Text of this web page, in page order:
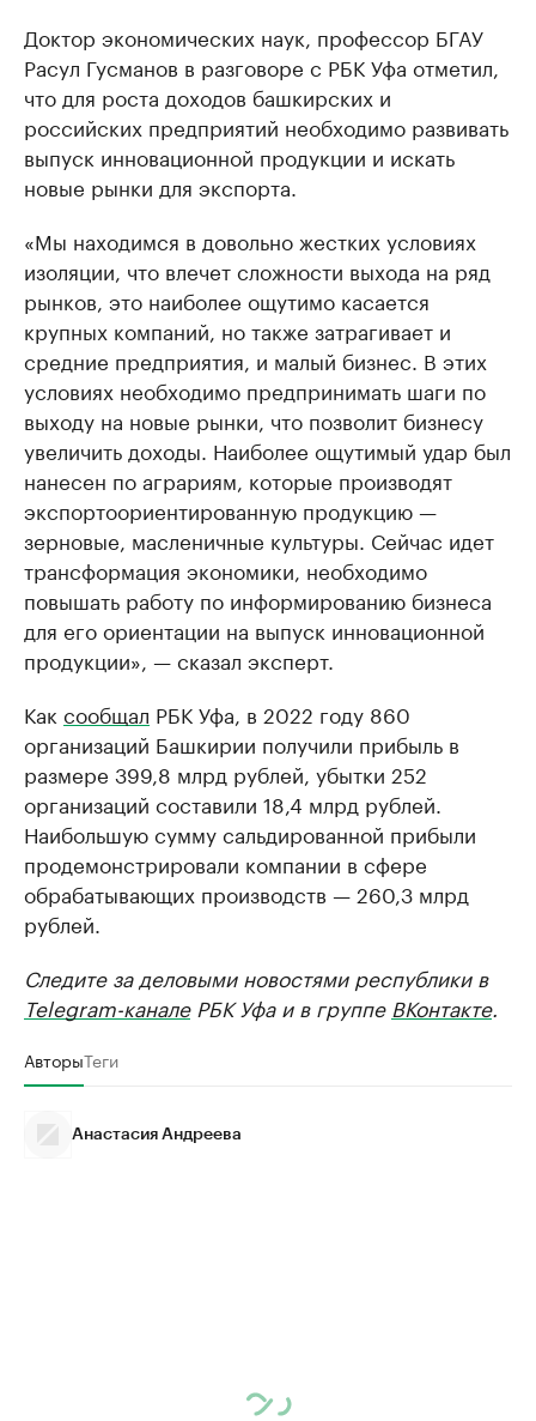
Доктор экономических наук, профессор БГАУ
Расул Гусманов в разговоре с РБК Уфа отметил,
что для роста доходов башкирских и
российских предприятий необходимо развивать
выпуск инновационной продукции и искать
новые рынки для экспорта.
«Мы находимся в довольно жестких условиях
изоляции, что влечет сложности выхода на ряд
рынков, это наиболее ощутимо касается
крупных компаний, но также затрагивает и
средние предприятия, и малый бизнес. В этих
условиях необходимо предпринимать шаги по
выходу на новые рынки, что позволит бизнесу
увеличить доходы. Наиболее ощутимый удар был
нанесен по аграриям, которые производят
экспортоориентированную продукцию —
зерновые, масленичные культуры. Сейчас идет
трансформация экономики, необходимо
повышать работу по информированию бизнеса
для его ориентации на выпуск инновационной
продукции», — сказал эксперт.
Как сообщал РБК Уфа, в 2022 году 860
организаций Башкирии получили прибыль в
размере 399,8 млрд рублей, убытки 252
организаций составили 18,4 млрд рублей.
Наибольшую сумму сальдированной прибыли
продемонстрировали компании в сфере
обрабатывающих производств — 260,3 млрд
рублей.
Следите за деловыми новостями республики в
Telegram-каналеРБК Уфа и в группе ВКонтакте.
АвторыТеги
Анастасия Андреева